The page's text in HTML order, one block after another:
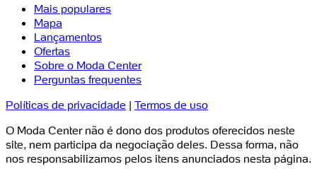
Mais populares
Mapa
Lançamentos
Ofertas
Sobre o Moda Center
Perguntas frequentes
Políticas de privacidade | Termos de uso
O Moda Center não é dono dos produtos oferecidos neste
site, nem participa da negociação deles. Dessa forma, não
nos responsabilizamos pelos itens anunciados nesta página.